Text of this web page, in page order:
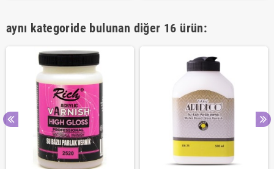
aynı kategoride bulunan diğer 16 ürün: